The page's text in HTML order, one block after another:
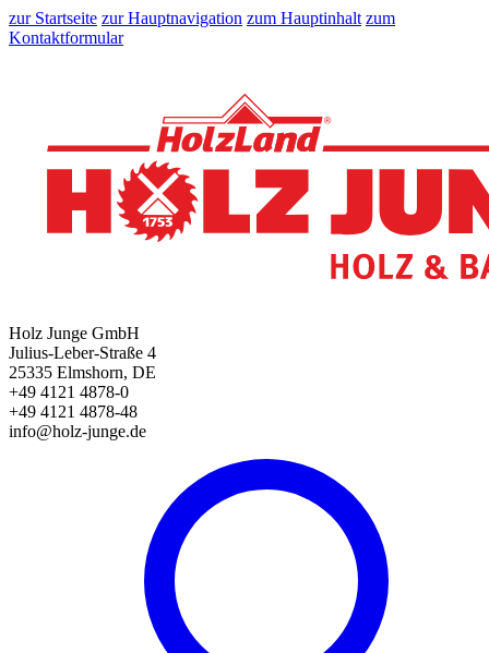
zur Startseite zur Hauptnavigation zum Hauptinhalt zum
Kontaktformular
Holz Junge GmbH
Julius-Leber-Straße 4
25335 Elmshorn, DE
+49 4121 4878-0
+49 4121 4878-48
info@holz-junge.de